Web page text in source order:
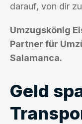
darauf, von dir
Umzugskönig
Partner für
Salamanca.
Geld